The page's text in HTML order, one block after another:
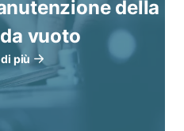
della
vuoto
più